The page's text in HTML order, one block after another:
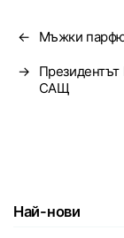
← Мъжки
→
Президентът
САЩ
Най-нови